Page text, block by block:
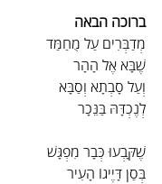
ברוכה הבאה
מְדַבְּרִים עַל מֻחַמַּד
שֶׁבָּא אֶל הָהָר
וְעַל סָבְתָא וְסַבָּא
לְנֶכְדָּהּ בַּנֵּכָר
שֶׁקָּבְעוּ כְּבָר מִפְגָּשׁ
בְּסַן דָּיֶיגוֹ הָעִיר